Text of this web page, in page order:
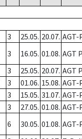
3 25.05. 20.07.
3 16.05. 01.08. AGT
3 25.05. 20.07. AGT
3 01.06. 15.08.
3 15.05. 31.07.
3 27.05. 01.08.
6 30.05. 01.08. AGT-